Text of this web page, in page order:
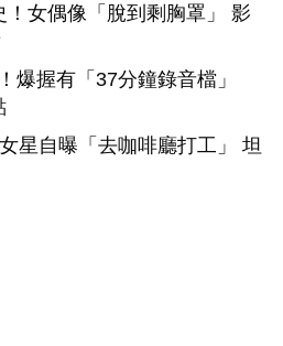
！女偶像「脫到剩胸罩」 影
爆握有「37分鐘錄音檔」
星自曝「去咖啡廳打工」 坦